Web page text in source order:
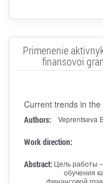
Primenenie
finansovoi
Current trends in
Authors:
Veprentseva
Work direction:
Abstract: Цель работы
обучения
финансовой